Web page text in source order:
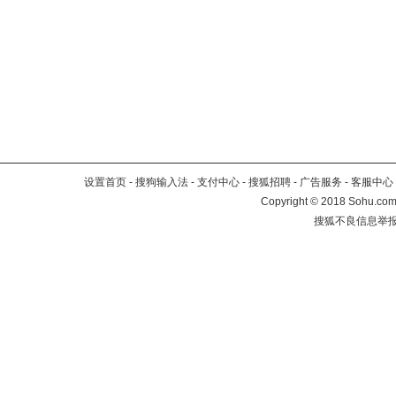
设置首页 - 搜狗输入法 - 支付中心 - 搜狐招聘 - 广告服务 - 客服中心
Copyright©2018
搜狐不良信息举